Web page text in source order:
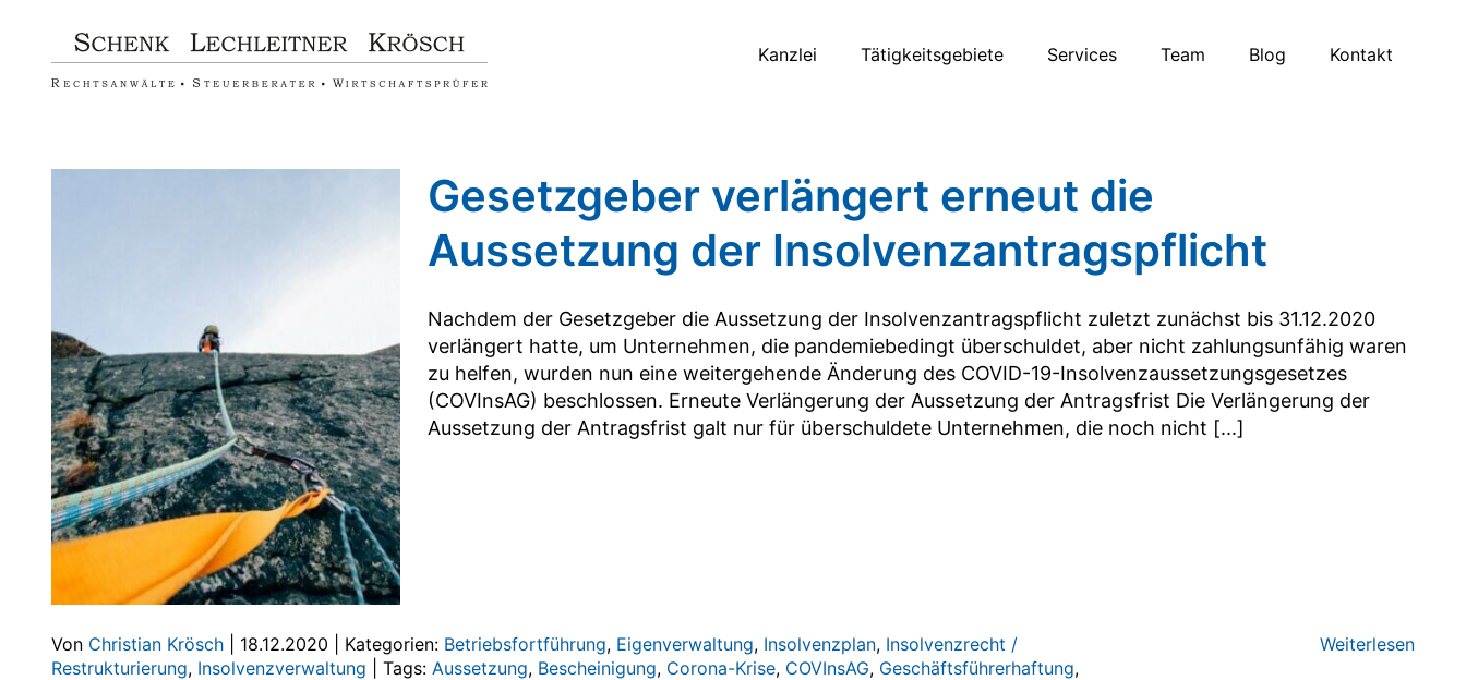
springen
Kanzlei Tätigkeitsgebiete Services Team Blog Kontakt
Gesetzgeber verlängert erneut die
Aussetzung der Insolvenzantragspflicht
Nachdem der Gesetzgeber die Aussetzung der Insolvenzantragspflicht zuletzt zunächst bis 31.12.2020
verlängert hatte, um Unternehmen, die pandemiebedingt überschuldet, aber nicht zahlungsunfähig waren
zu helfen, wurden nun eine weitergehende Änderung des COVID-19-Insolvenzaussetzungsgesetzes
(COVInsAG) beschlossen. Erneute Verlängerung der Aussetzung der Antragsfrist Die Verlängerung der
Aussetzung der Antragsfrist galt nur für überschuldete Unternehmen, die noch nicht [...]
Von Christian Krösch 18.12.2020 Kategorien: Betriebsfortführung, Eigenverwaltung, Insolvenzplan, Insolvenzrecht /
Restrukturierung, Insolvenzverwaltung Tags: Aussetzung, Bescheinigung, Corona-Krise, COVInsAG, Geschäftsführerhaftung,
Weiterlesen